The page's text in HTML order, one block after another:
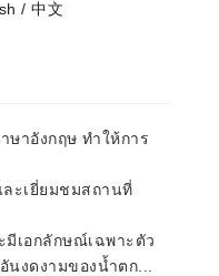
/ 中文
ษาอังกฤษ ทำให้การ
ละเยี่ยมชมสถานที่
มีเอกลักษณ์เฉพาะตัว
งดงามของน้ำตก...